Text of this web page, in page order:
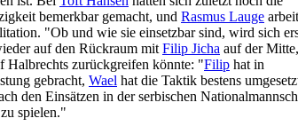
bemerkbar gemacht, und Rasmus Lauge
"Ob und wie sie einsetzbar sind, wird sich
auf den Rückraum mit Filip Jicha auf der Mitte,
Halbrechts zurückgreifen könnte: "Filip hat in
gebracht, Wael hat die Taktik bestens
den Einsätzen in der serbischen
spielen."